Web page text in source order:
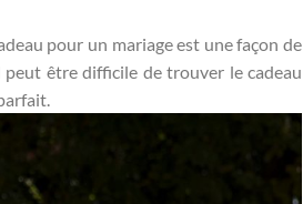
pour un mariage est une façon de
être difficile de trouver le cadeau